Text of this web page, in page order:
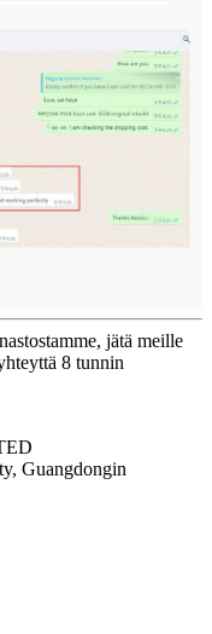
jätä meille
8 tunnin
Guangdongin